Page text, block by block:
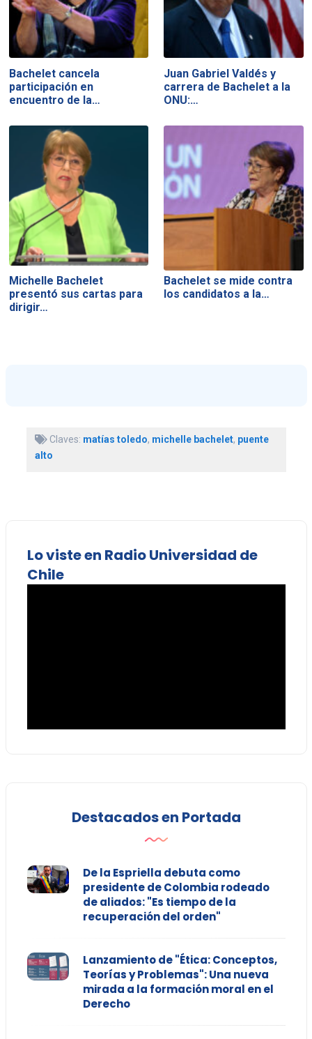
Bachelet cancela
participación en
encuentro de la…
Juan Gabriel Valdés y
carrera de Bachelet a la
ONU:…
Michelle Bachelet
presentó sus cartas para
dirigir…
Bachelet se mide contra
los candidatos a la…
Claves: matías toledo, michelle bachelet, puente
alto
Lo viste en Radio Universidad de
Chile
Destacados en Portada
De la Espriella debuta como
presidente de Colombia rodeado
de aliados: "Es tiempo de la
recuperación del orden"
Lanzamiento de "Ética: Conceptos,
Teorías y Problemas": Una nueva
mirada a la formación moral en el
Derecho